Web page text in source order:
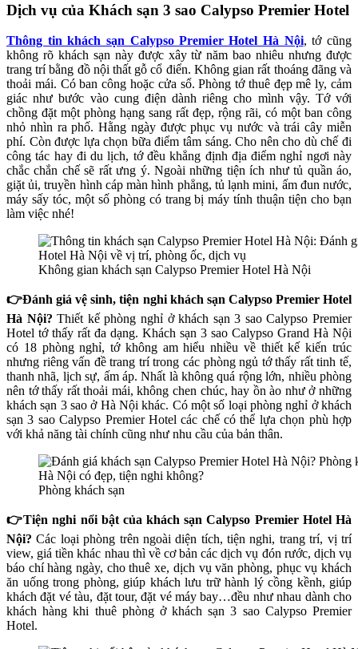
Dịch vụ của Khách sạn 3 sao Calypso Premier Hotel
Thông tin khách sạn Calypso Premier Hotel Hà Nội, tớ cũng
không rõ khách sạn này được xây từ năm bao nhiêu nhưng được
trang trí bằng đồ nội thất gỗ cổ điển. Không gian rất thoáng đãng và
thoải mái. Có ban công hoặc cửa sổ. Phòng tớ thuê đẹp mê ly, cảm
giác như bước vào cung điện dành riêng cho mình vậy. Tớ với
chồng đặt một phòng hạng sang rất đẹp, rộng rãi, có một ban công
nhỏ nhìn ra phố. Hằng ngày được phục vụ nước và trái cây miễn
phí. Còn được lựa chọn bữa điểm tâm sáng. Cho nên cho dù chế đi
công tác hay đi du lịch, tớ đều khẳng định địa điểm nghỉ ngơi này
chắc chắn chế sẽ rất ưng ý. Ngoài những tiện ích như tủ quần áo,
giặt ủi, truyền hình cáp màn hình phẳng, tủ lạnh mini, ấm đun nước,
máy sấy tóc, một số phòng có trang bị máy tính thuận tiện cho bạn
làm việc nhé!
Không gian khách sạn Calypso Premier Hotel Hà Nội
👉Đánh giá vệ sinh, tiện nghi khách sạn Calypso Premier Hotel
Hà Nội?Thiết kế phòng nghỉ ở khách sạn 3 sao Calypso Premier
Hotel tớ thấy rất đa dạng. Khách sạn 3 sao Calypso Grand Hà Nội
có 18 phòng nghỉ, tớ không am hiểu nhiều về thiết kế kiến trúc
nhưng riêng vấn đề trang trí trong các phòng ngủ tớ thấy rất tinh tế,
thanh nhã, lịch sự, ấm áp. Nhất là không quá rộng lớn, nhiều phòng
nên tớ thấy rất thoải mái, không chen chúc, hay ồn ào như ở những
khách sạn 3 sao ở Hà Nội khác. Có một số loại phòng nghỉ ở khách
sạn 3 sao Calypso Premier Hotel các chế có thể lựa chọn phù hợp
với khả năng tài chính cũng như nhu cầu của bản thân.
Phòng khách sạn
👉Tiện nghi nổi bật của khách sạn Calypso Premier Hotel Hà
Nội?Các loại phòng trên ngoài diện tích, tiện nghi, trang trí, vị trí
view, giá tiền khác nhau thì về cơ bản các dịch vụ đón rước, dịch vụ
báo chí hàng ngày, cho thuê xe, dịch vụ văn phòng, phục vụ khách
ăn uống trong phòng, giúp khách lưu trữ hành lý cồng kềnh, giúp
khách đặt vé tàu, đặt tour, đặt vé máy bay…đều như nhau dành cho
khách hàng khi thuê phòng ở khách sạn 3 sao Calypso Premier
Hotel.